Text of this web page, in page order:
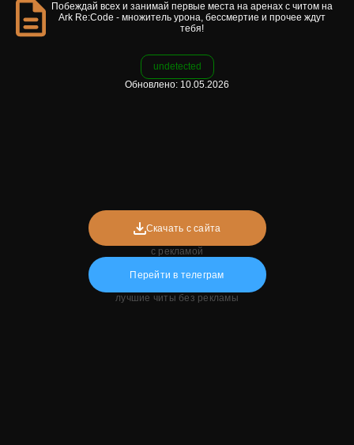
Побеждай всех и занимай первые места на аренах с читом на
Ark Re:Code - множитель урона, бессмертие и прочее ждут
тебя!
undetected
Обновлено: 10.05.2026
Скачать с сайта
с рекламой
Перейти в телеграм
лучшие читы без рекламы